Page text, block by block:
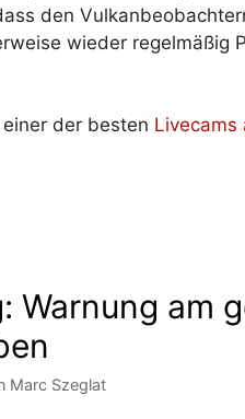
den
wieder regelmäßig
der besten Livecams
Warnung am
Marc Szeglat